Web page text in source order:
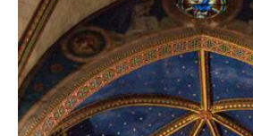
Scoprite l'antica cattedrale di Notre-
l'Assomption, un edificio importante
Entrevaux, che unisce architettura
barocche.